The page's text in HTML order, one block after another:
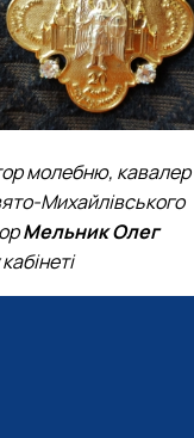
молебню, кавалер
Михайлівського
Мельник Олег